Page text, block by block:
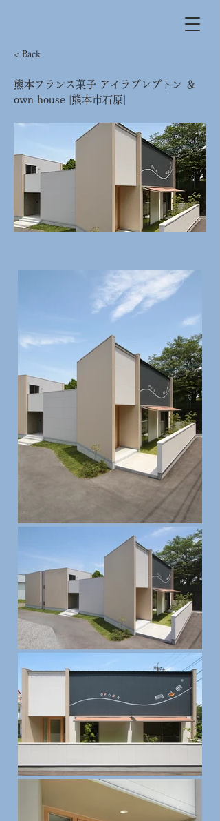
< Back
熊本フランス菓子 アイラブレプトン ＆
own house |熊本市石原|